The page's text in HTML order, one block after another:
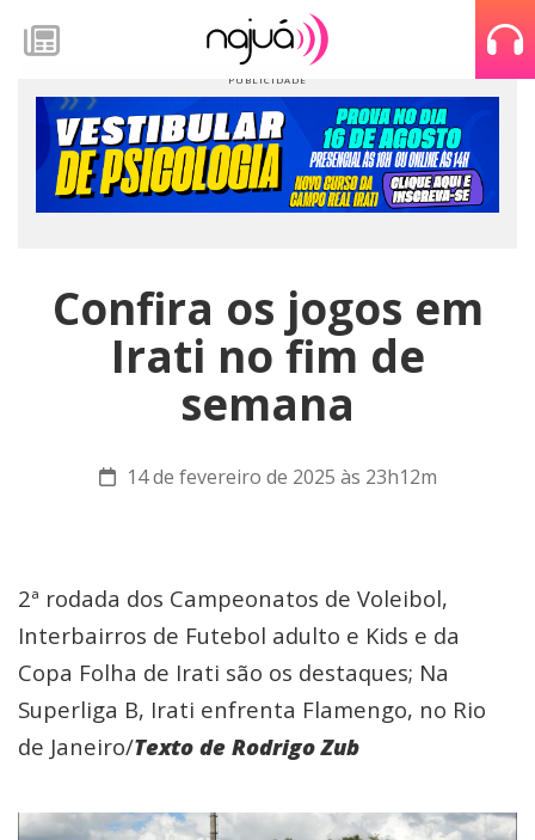
Confira os jogos em
Irati no fim de
semana
14 de fevereiro de 2025 às 23h12m
2ª rodada dos Campeonatos de Voleibol,
Interbairros de Futebol adulto e Kids e da
Copa Folha de Irati são os destaques; Na
Superliga B, Irati enfrenta Flamengo, no Rio
de Janeiro/Texto de Rodrigo Zub